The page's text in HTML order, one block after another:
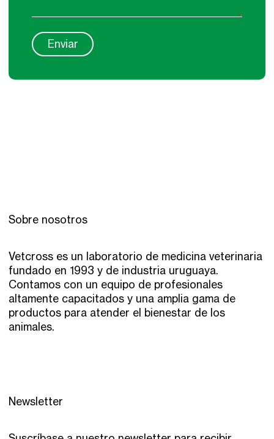
Sobre nosotros
Vetcross es un laboratorio de medicina veterinaria
fundado en 1993 y de industria uruguaya.
Contamos con un equipo de profesionales
altamente capacitados y una amplia gama de
productos para atender el bienestar de los
animales.
Newsletter